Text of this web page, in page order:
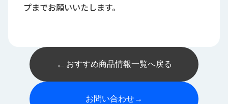
プまでお願いいたします。
← おすすめ商品情報一覧へ戻る
お問い合わせ→